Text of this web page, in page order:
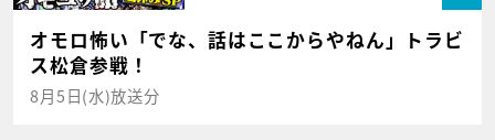
オモロ怖い「でな、話はここからやねん」トラビ
ス松倉参戦！
8月5日(水)放送分